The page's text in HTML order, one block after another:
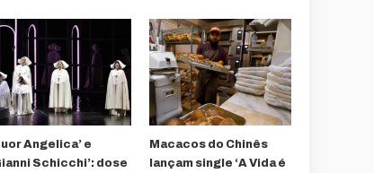
Angelica’ e
Schicchi’: dose
Macacos do Chinês
lançam single ‘A Vida é